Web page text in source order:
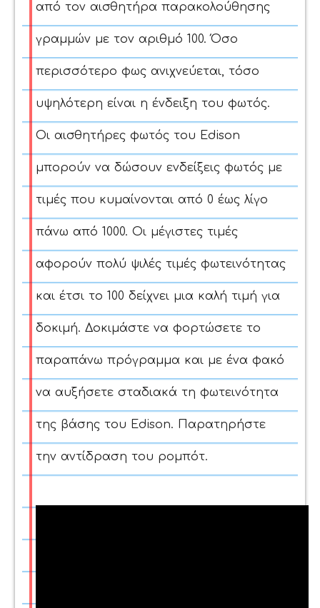
από τον αισθητήρα παρακολούθησης
γραμμών με τον αριθμό 100.Όσο
περισσότερο φως ανιχνεύεται, τόσο
υψηλότερη είναι η ένδειξη του φωτός.
Οι αισθητήρες φωτός του Edison
μπορούν να δώσουν ενδείξεις φωτός με
τιμές που κυμαίνονται από 0 έως λίγο
πάνω από 1000. Οι μέγιστες τιμές
αφορούν πολύ ψιλές τιμές φωτεινότητας
και έτσι το 100 δείχνει μια καλή τιμή για
δοκιμή. Δοκιμάστε να φορτώσετε το
παραπάνω πρόγραμμα και με ένα φακό
να αυξήσετε σταδιακά τη φωτεινότητα
της βάσης του Edison. Παρατηρήστε
την αντίδραση του ρομπότ.